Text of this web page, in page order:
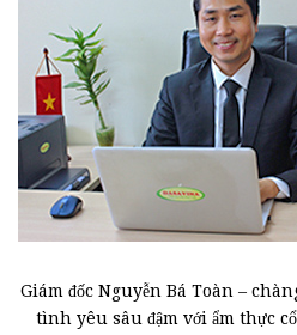
Giám đốc Nguyễn Bá Toàn –
tình yêu sâu đậm với ẩm thực